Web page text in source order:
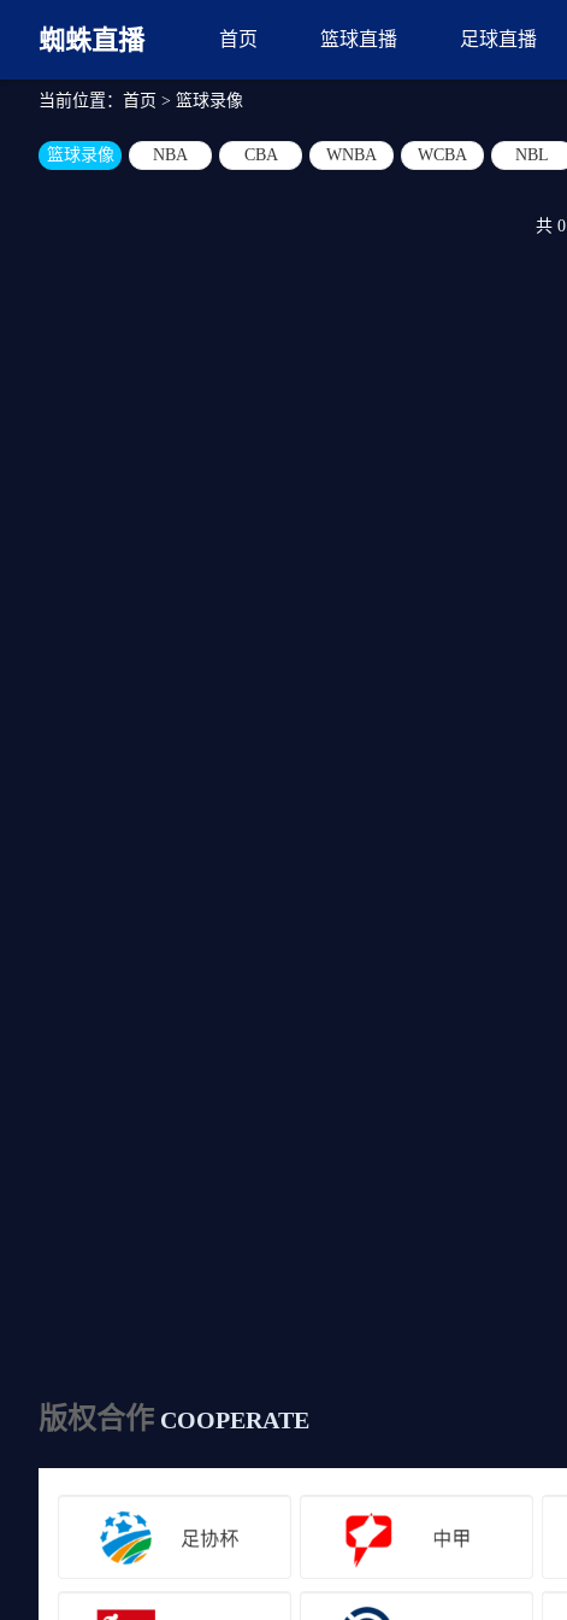
蜘蛛直播 首页 篮球直播 足球直播
当前位置： 首页 > 篮球录像
篮球录像 NBA CBA WNBA WCBA NBL
共0
版权合作 COOPERATE